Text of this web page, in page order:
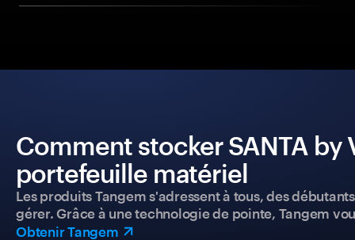
Comment stocker SANTA
portefeuille matériel
Les produits Tangem s'adressent à tous, des
gérer. Grâce à une technologie de pointe, Tangem
Obtenir Tangem